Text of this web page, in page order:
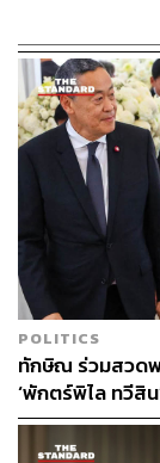
POLITICS
ทักษิณ ร่วมสวดพ
‘พักตร์พิไล ทวีสิ
หลากวงการร่วม